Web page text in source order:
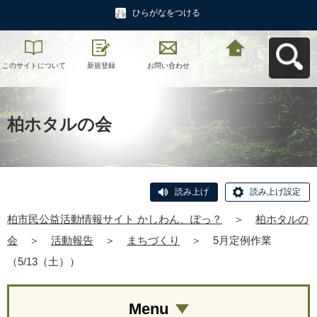
ひらがなをつける
このサイトについて 新規登録 お問い合わせ
柏市民公益活動情報
サイト かしわん、ぽ
柏ホタルの会
読み上げ 読み上げ設定
柏市民公益活動情報サイト かしわん、ぽっ？ ＞
柏ホタルの
会
＞ 活動報告 ＞ まちづくり ＞
5月定例作業
（5/13（土））
Menu